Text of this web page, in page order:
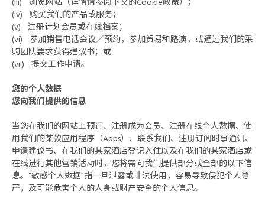
(iv) 购买我们的产品或服务；
(v) 注册计划会员或在线档案；
(vi) 参加销售电话会议／预约，参加贸易和路演，或通过我们的采
购团队要求获得建议书；或
(vii) 提交工作申请。
您的个人数据
您向我们提供的信息
当您在我们的网站上预订、注册成为会员、注册在线个人数据、使
用我们的某款应用程序（Apps）、联系我们、注册订阅时事通讯、
申请建议书、在我们的某家酒店登记入住以及在我们的某家酒店或
在线进行其他营销活动时，您将需向我们提供部分或全部的以下信
息。“敏感个人数据”指一旦泄露或非法使用，容易导致侵犯个人尊
严，及可能危害个人的人身或财产安全的个人信息。